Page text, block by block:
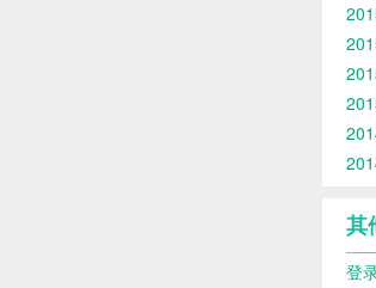
其
登